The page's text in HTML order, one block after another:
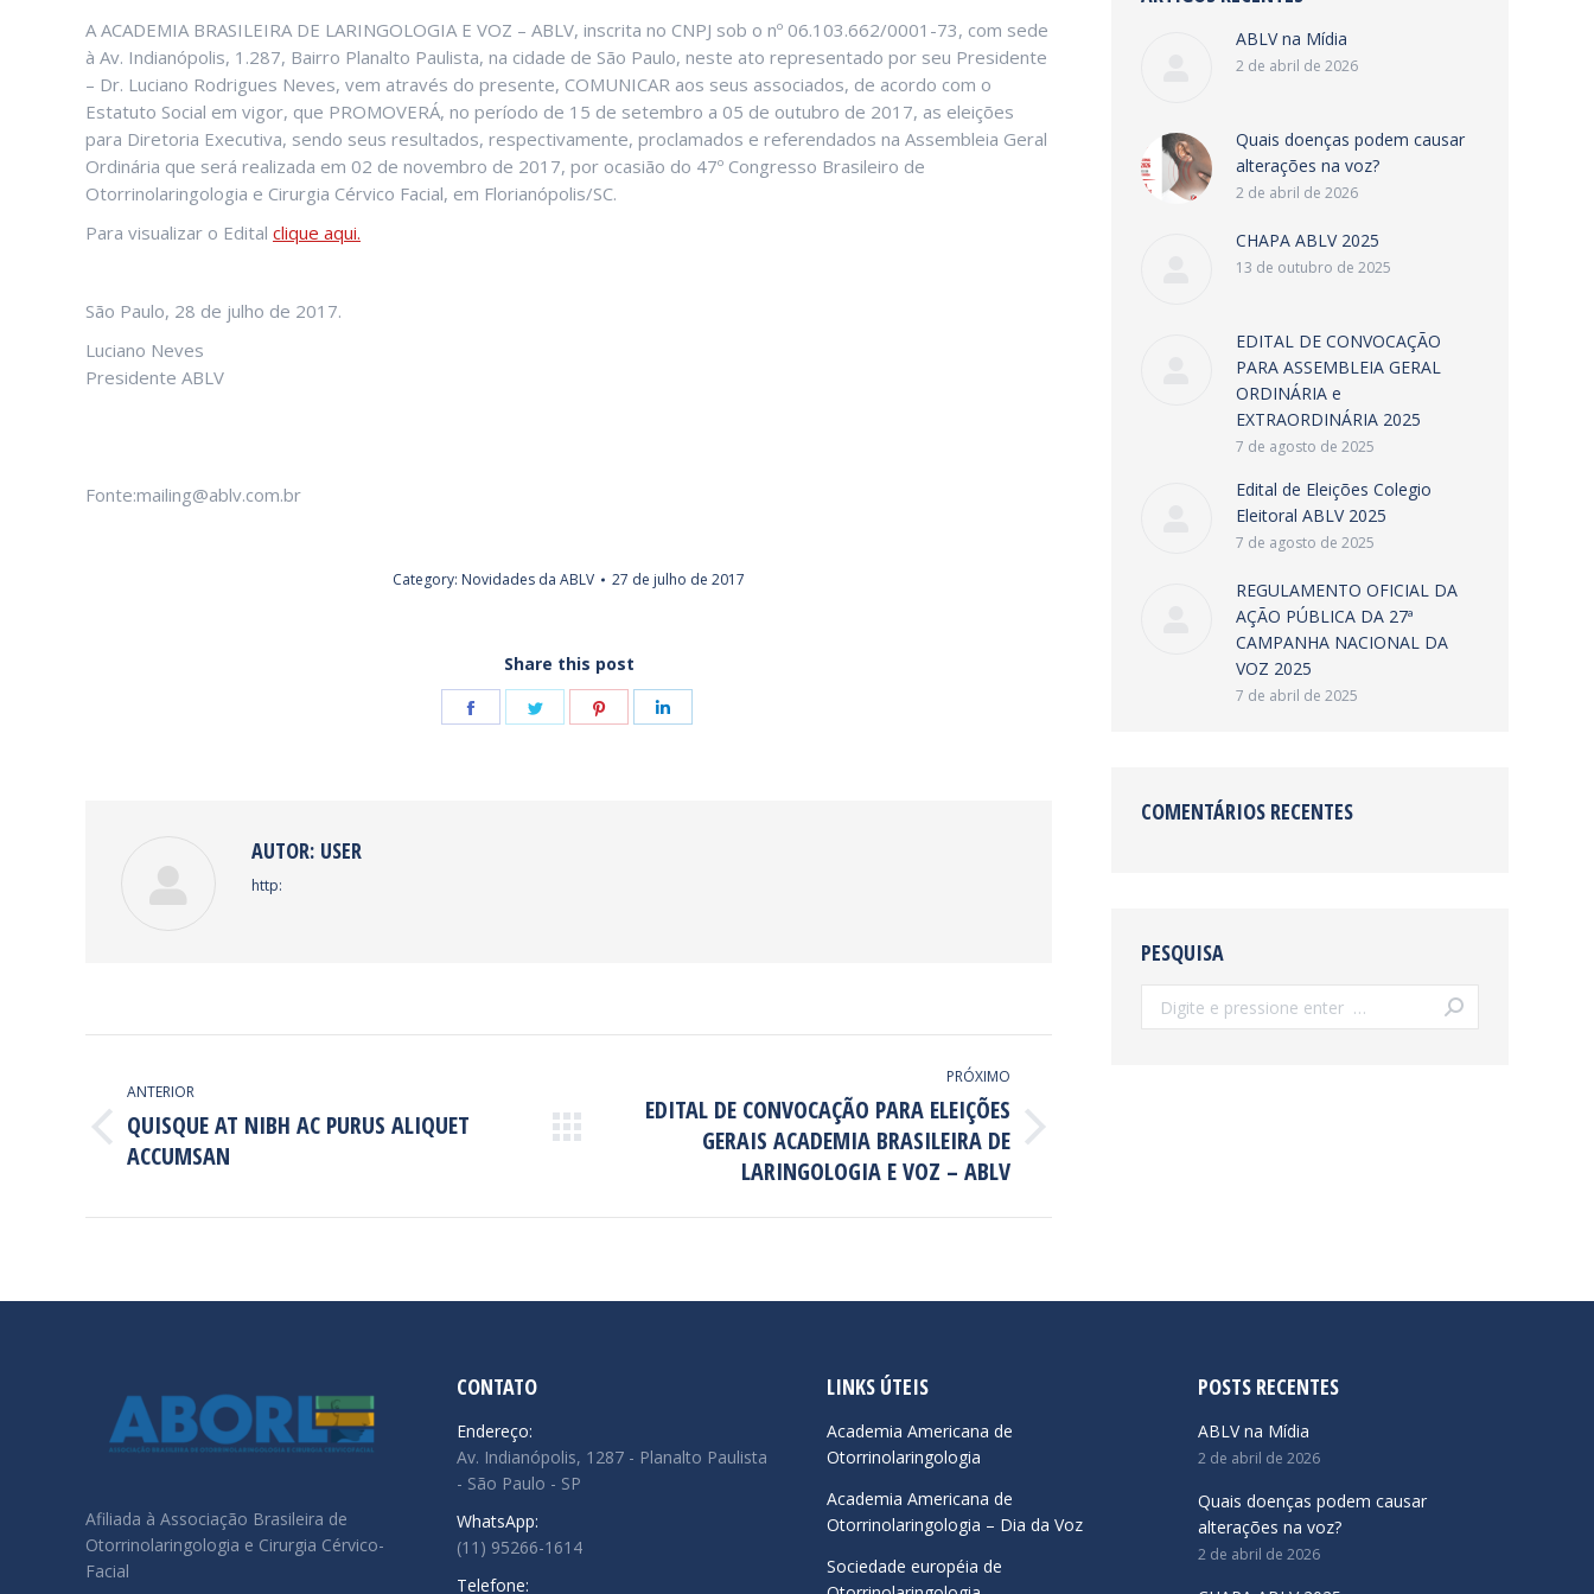
A ACADEMIA BRASILEIRA DE LARINGOLOGIA E VOZ – ABLV, inscrita no CNPJ sob o nº 06.103.662/0001-73, com sede
à Av. Indianópolis, 1.287, Bairro Planalto Paulista, na cidade de São Paulo, neste ato representado por seu Presidente
– Dr. Luciano Rodrigues Neves, vem através do presente, COMUNICAR aos seus associados, de acordo com o
Estatuto Social em vigor, que PROMOVERÁ, no período de 15 de setembro a 05 de outubro de 2017, as eleições
para Diretoria Executiva, sendo seus resultados, respectivamente, proclamados e referendados na Assembleia Geral
Ordinária que será realizada em 02 de novembro de 2017, por ocasião do 47º Congresso Brasileiro de
Otorrinolaringologia e Cirurgia Cérvico Facial, em Florianópolis/SC.
Para visualizar o Edital clique aqui.
São Paulo, 28 de julho de 2017.
Luciano Neves
Presidente ABLV
Fonte:mailing@ablv.com.br
Category: Novidades da ABLV 27 de julho de 2017
Share this post
Share
Share
Share
AUTOR: USER
http:
DE
POST:
ANTERIOR
Post
anterior:
QUISQUE AT NIBH AC PURUS ALIQUET
ACCUMSAN
PRÓXIMO
EDITAL DE CONVOCAÇÃO PARA ELEIÇÕES
GERAIS ACADEMIA BRASILEIRA DE
LARINGOLOGIA E VOZ – ABLV
ABLV na Mídia
2 de abril de 2026
Quais doenças podem causar
alterações na voz?
2 de abril de 2026
CHAPA ABLV 2025
13 de outubro de 2025
EDITAL DE CONVOCAÇÃO
PARA ASSEMBLEIA GERAL
ORDINÁRIA e
EXTRAORDINÁRIA 2025
7 de agosto de 2025
Edital de Eleições Colegio
Eleitoral ABLV 2025
7 de agosto de 2025
REGULAMENTO OFICIAL DA
AÇÃO PÚBLICA DA 27ª
CAMPANHA NACIONAL DA
VOZ 2025
7 de abril de 2025
COMENTÁRIOS RECENTES
PESQUISA
Search:
Afiliada à Associação Brasileira de
Otorrinolaringologia e Cirurgia Cérvico-
Facial
CONTATO
Endereço:
Av. Indianópolis, 1287 - Planalto Paulista
- São Paulo - SP
WhatsApp:
(11) 95266-1614
Telefone:
LINKS ÚTEIS
Academia Americana de
Otorrinolaringologia
Academia Americana de
Otorrinolaringologia – Dia da Voz
Sociedade européia de
POSTS RECENTES
ABLV na Mídia
2 de abril de 2026
Quais doenças podem causar
alterações na voz?
2 de abril de 2026